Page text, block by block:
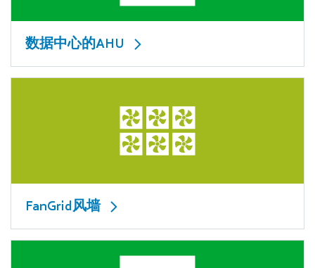
数据中心的AHU
FanGrid风墙